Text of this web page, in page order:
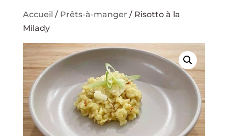
Accueil / Prêts-à-manger / Risotto à la
Milady